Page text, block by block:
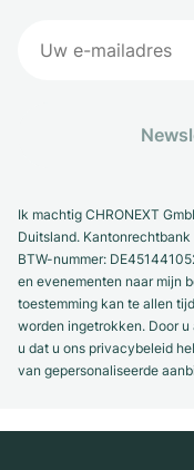
Ik machtig CHRONEXT
Duitsland.
BTW-nummer:
en evenementen naar mijn
toestemming kan te allen
worden ingetrokken. Door
u dat u ons privacybeleid
van gepersonaliseerde